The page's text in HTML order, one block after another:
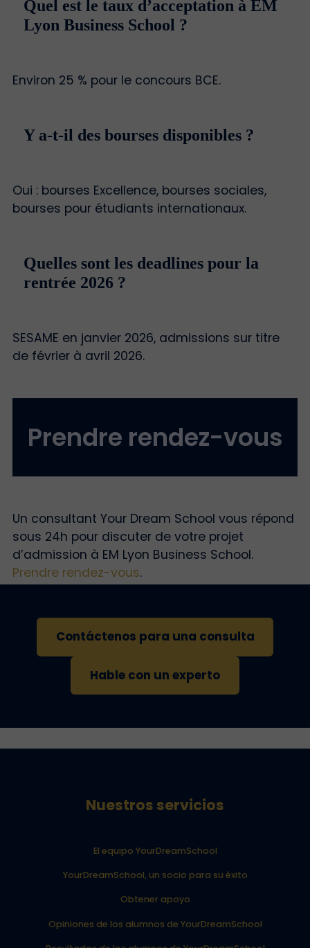
Quel est le taux d’acceptation à EM
Lyon Business School ?
Environ 25 % pour le concours BCE.
Y a-t-il des bourses disponibles ?
Oui : bourses Excellence, bourses sociales,
bourses pour étudiants internationaux.
Quelles sont les deadlines pour la
rentrée 2026 ?
SESAME en janvier 2026, admissions sur titre
de février à avril 2026.
Prendre rendez-vous
Un consultant Your Dream School vous répond
sous 24h pour discuter de votre projet
d’admission à EM Lyon Business School.
Prendre rendez-vous.
Contáctenos para una consulta
Hable con un experto
Nuestros servicios
El equipo YourDreamSchool
YourDreamSchool, un socio para su éxito
Obtener apoyo
Opiniones de los alumnos de YourDreamSchool